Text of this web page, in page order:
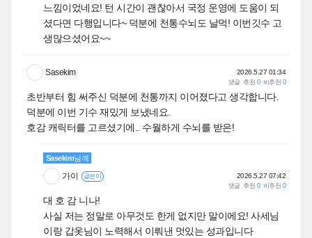
느낌이었네요! 턴 시간이 괜찮아서 국정 운영에 도움이 되
셨다면 다행입니다~ 덕분에 천통수뇌도 날먹! 이번깃수 고
생많으셨어요~~
Sasekim 2026.5.27 01:34
댓글 추천 0 비추천 0
초반부터 힘 써주신 덕분에 천통까지 이어졌다고 생각합니다.
덕분에 이번 기수 재밌게 보냈네요.
호감 캐릭터를 고르셨기에.. 수월하게 수뇌를 받은!
Sasekim님께
가이 글쓴이 2026.5.27 07:42
댓글 추천 0 비추천 0
대 호 감 니나!
사실 저는 정말로 아무것도 한게 없지만 말이에요! 사세님
이랑 갑옷님이 노력해서 이뤄낸 멋있는 성과입니다